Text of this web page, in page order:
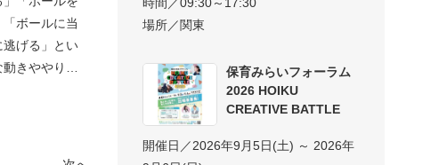
ボールに当
逃げる」とい
きややりと
場所／関東
保育みらいフォーラム
2026 HOIKU
CREATIVE BATTLE
開催日／2026年9月5日(土) ～ 2026年